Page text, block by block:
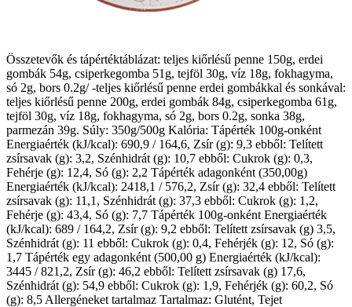
Összetevők és tápértéktáblázat: teljes kiőrlésű penne 150g, erdei
gombák 54g, csiperkegomba 51g, tejföl 30g, víz 18g, fokhagyma,
só 2g, bors 0.2g/ -teljes kiőrlésű penne erdei gombákkal és sonkával:
teljes kiőrlésű penne 200g, erdei gombák 84g, csiperkegomba 61g,
tejföl 30g, víz 18g, fokhagyma, só 2g, bors 0.2g, sonka 38g,
parmezán 39g. Súly: 350g/500g Kalória: Tápérték 100g-onként
Energiaérték (kJ/kcal): 690,9 / 164,6, Zsír (g): 9,3 ebből: Telített
zsírsavak (g): 3,2, Szénhidrát (g): 10,7 ebből: Cukrok (g): 0,3,
Fehérje (g): 12,4, Só (g): 2,2 Tápérték adagonként (350,00g)
Energiaérték (kJ/kcal): 2418,1 / 576,2, Zsír (g): 32,4 ebből: Telített
zsírsavak (g): 11,1, Szénhidrát (g): 37,3 ebből: Cukrok (g): 1,2,
Fehérje (g): 43,4, Só (g): 7,7 Tápérték 100g-onként Energiaérték
(kJ/kcal): 689 / 164,2, Zsír (g): 9,2 ebből: Telített zsírsavak (g) 3,5,
Szénhidrát (g): 11 ebből: Cukrok (g): 0,4, Fehérjék (g): 12, Só (g):
1,7 Tápérték egy adagonként (500,00 g) Energiaérték (kJ/kcal):
3445 / 821,2, Zsír (g): 46,2 ebből: Telített zsírsavak (g) 17,6,
Szénhidrát (g): 54,9 ebből: Cukrok (g): 1,9, Fehérjék (g): 60,2, Só
(g): 8,5 Allergéneket tartalmaz Tartalmaz: Glutént, Tejet